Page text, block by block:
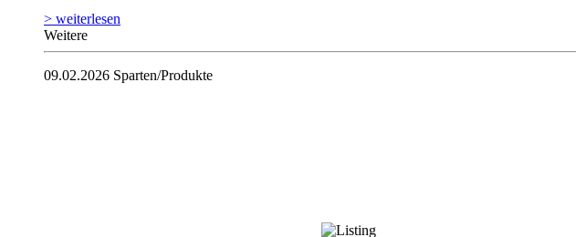
> weiterlesen
Weitere
09.02.2026 Sparten/Produkte